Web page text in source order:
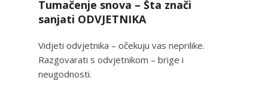
Tumačenje snova – Šta znači
sanjati ODVJETNIKA
Vidjeti odvjetnika – očekuju vas neprilike.
Razgovarati s odvjetnikom – brige i
neugodnosti.